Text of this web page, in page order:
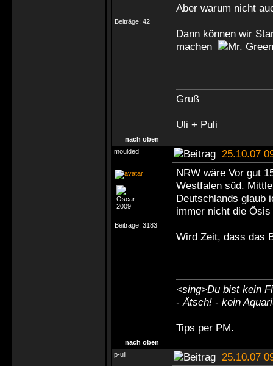
Beiträge: 42
Aber warum nicht
Dann können wir
machen
Gruß
Uli + Puli
nach oben
moulded
25.10.07
Beiträge: 3183
NRW wäre Vor gut
Westfalen süd.
Deutschlands glaub
immer nicht die
Wird Zeit, dass das
<sing>Du bist kein
- Ätsch! - kein
Tips per PM.
nach oben
p-uli
25.10.07